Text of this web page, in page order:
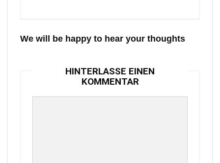
We will be happy to hear your thoughts
HINTERLASSE EINEN
KOMMENTAR